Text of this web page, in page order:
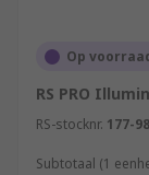
Op
RS PRO
RS-stocknr. 177-
Subtotaal (1